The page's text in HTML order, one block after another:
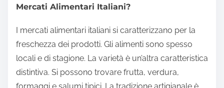
Mercati Alimentari Italiani?
I mercati alimentari italiani si caratterizzano per la
freschezza dei prodotti. Gli alimenti sono spesso
locali e di stagione. La varietà è un’altra caratteristica
distintiva. Si possono trovare frutta, verdura,